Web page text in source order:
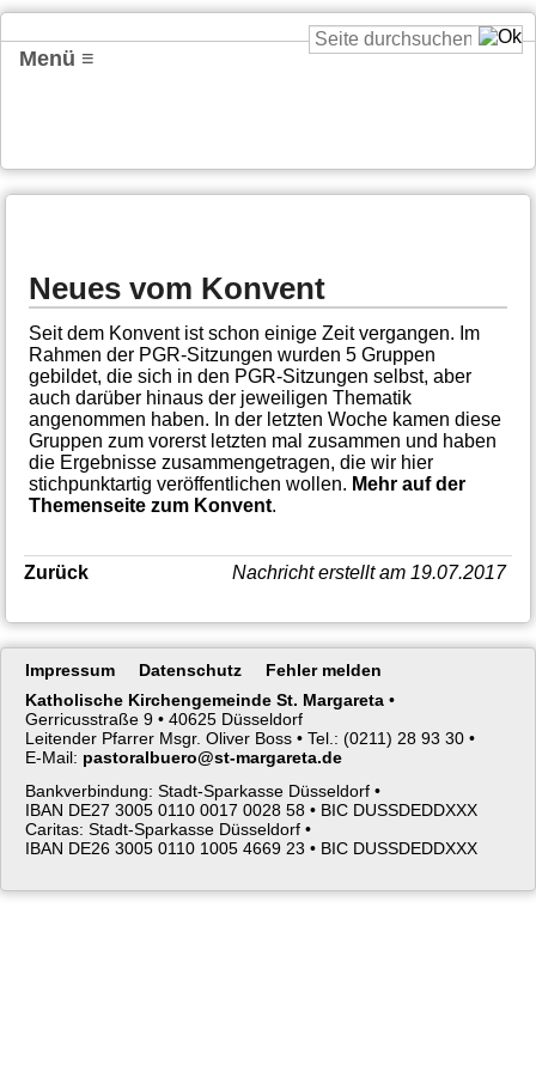
Menü ≡
Neues vom Konvent
Seit dem Konvent ist schon einige Zeit vergangen. Im
Rahmen der PGR-Sitzungen wurden 5 Gruppen
gebildet, die sich in den PGR-Sitzungen selbst, aber
auch darüber hinaus der jeweiligen Thematik
angenommen haben. In der letzten Woche kamen diese
Gruppen zum vorerst letzten mal zusammen und haben
die Ergebnisse zusammengetragen, die wir hier
stichpunktartig veröffentlichen wollen. Mehr auf der
Themenseite zum Konvent.
Nachricht erstellt am 19.07.2017
Zurück
Navigation
Impressum Datenschutz
Fehler melden
Katholische Kirchengemeinde St. Margareta •
Gerricusstraße 9 • 40625 Düsseldorf
Leitender Pfarrer Msgr. Oliver Boss • Tel.: (0211) 28 93 30 •
E-Mail: pastoralbuero@st-margareta.de
Bankverbindung: Stadt-Sparkasse Düsseldorf •
IBAN DE27 3005 0110 0017 0028 58 • BIC DUSSDEDDXXX
Caritas: Stadt-Sparkasse Düsseldorf •
IBAN DE26 3005 0110 1005 4669 23 • BIC DUSSDEDDXXX